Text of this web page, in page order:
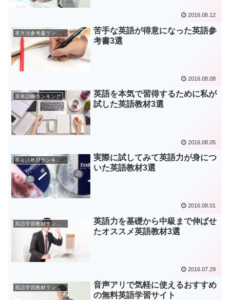
2016.08.12
英文法参考書ランキング
苦手な英語が得意になった英語参
考書3選
2016.08.08
英単語帳ランキング
英語を本気で習得するために私が
試した英語教材3選
2016.08.05
英会話教材ランキング
実際に試してみて英語力が身につ
いた英語教材3選
2016.08.01
英語力を基礎から中級まで伸ばせ
たオススメ英語教材3選
2016.07.29
英語学習教材ランキング
音声アリで気軽に使えるおすすめ
の無料英語学習サイト